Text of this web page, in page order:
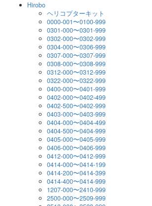
Hirobo
ヘリコプターキット
0000-001〜0100-999
0301-000〜0301-999
0302-000〜0302-999
0304-000〜0306-999
0307-000〜0307-999
0308-000〜0308-999
0312-000〜0312-999
0322-000〜0322-999
0400-000〜0401-999
0402-000〜0402-499
0402-500〜0402-999
0403-000〜0403-999
0404-000〜0404-499
0404-500〜0404-999
0405-000〜0405-999
0406-000〜0406-999
0412-000〜0412-999
0414-000〜0414-199
0414-200〜0414-399
0414-400〜0414-999
1207-000〜2410-999
2500-000〜2509-999